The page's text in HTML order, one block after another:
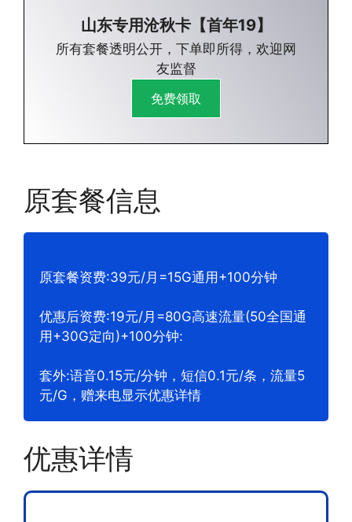
山东专用沧秋卡【首年19】
所有套餐透明公开，下单即所得，欢迎网
友监督
免费领取
原套餐信息
原套餐资费:39元/月=15G通用+100分钟
优惠后资费:19元/月=80G高速流量(50全国通
用+30G定向)+100分钟:
套外:语音0.15元/分钟，短信0.1元/条，流量5
元/G，赠来电显示优惠详情
优惠详情